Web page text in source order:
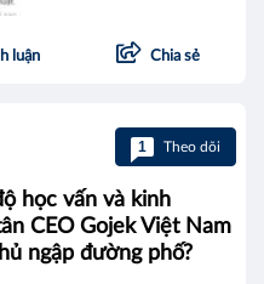
luận Chia sẻ
1 Theo dõi
học vấn và kinh
CEO Gojek Việt Nam
ngập đường phố?